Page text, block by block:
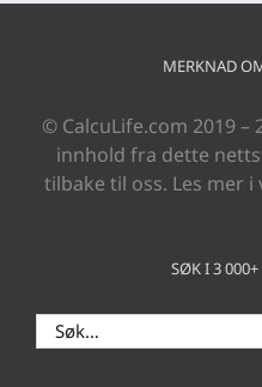
MERKNAD
© CalcuLife.com 2019 –
innhold fra dette
tilbake til oss. Les mer i
SØK I 3 000+
Search
for: